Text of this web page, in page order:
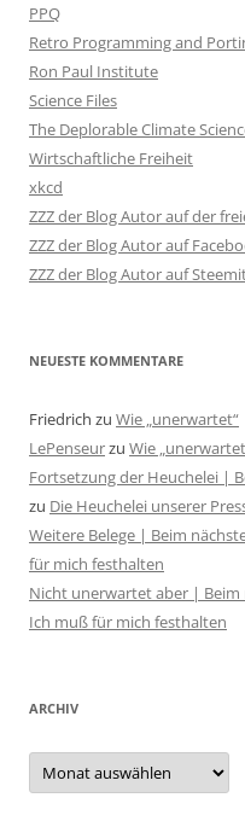
PPQ
Retro Programming and
Ron Paul Institute
Science Files
The Deplorable Climate
Wirtschaftliche Freiheit
xkcd
ZZZ der Blog Autor auf der
ZZZ der Blog Autor auf
ZZZ der Blog Autor auf
NEUESTE KOMMENTARE
Friedrich zu Wie „unerwartet“
LePenseurzu Wie
Fortsetzung der Heuchelei |
zu Die Heuchelei unserer
Weitere Belege | Beim
für mich festhalten
Nicht unerwartet aber | Beim
Ich muß für mich festhalten
ARCHIV
Archiv